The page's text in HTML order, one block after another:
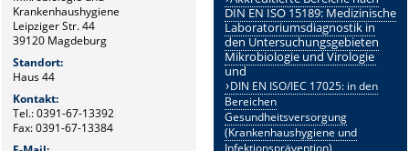
Krankenhaushygiene
Leipziger Str. 44
39120 Magdeburg
Standort:
Haus 44
Kontakt:
Tel.: 0391-67-13392
Fax: 0391-67-13384
DIN EN ISO 15189: Medizinische
Laboratoriumsdiagnostik in
den Untersuchungsgebieten
Mikrobiologie und Virologie
und
DIN EN ISO/IEC 17025: in den
Bereichen
Gesundheitsversorgung
(Krankenhaushygiene und